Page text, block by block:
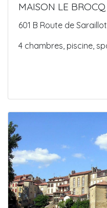
MAISON LE BROCQ
601 B Route de
4 chambres, piscine,